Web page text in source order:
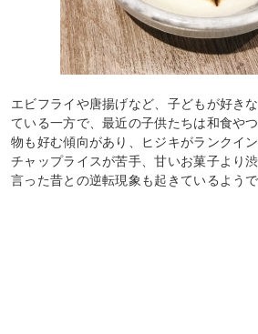
エビフライや唐揚げなど、子どもが好き
ている一方で、最近の子供たちは和食や
物も好む傾向があり、ヒジキがランクイ
チャップライスが苦手、甘いお菓子より
言った昔との逆転現象も起きているようで